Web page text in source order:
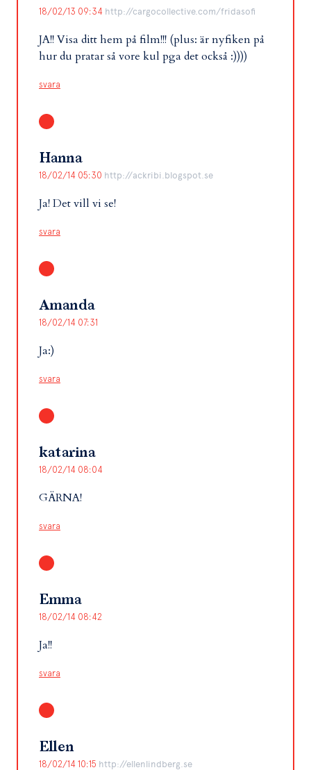
18/02/13 09:34 http://cargocollective.com/fridasofi
JA!! Visa ditt hem på film!!! (plus: är nyfiken på
hur du pratar så vore kul pga det också :))))
svara
Hanna
18/02/14 05:30 http://ackribi.blogspot.se
Ja! Det vill vi se!
svara
Amanda
18/02/14 07:31
Ja:)
svara
katarina
18/02/14 08:04
GÄRNA!
svara
Emma
18/02/14 08:42
Ja!!
svara
Ellen
18/02/14 10:15 http://ellenlindberg.se